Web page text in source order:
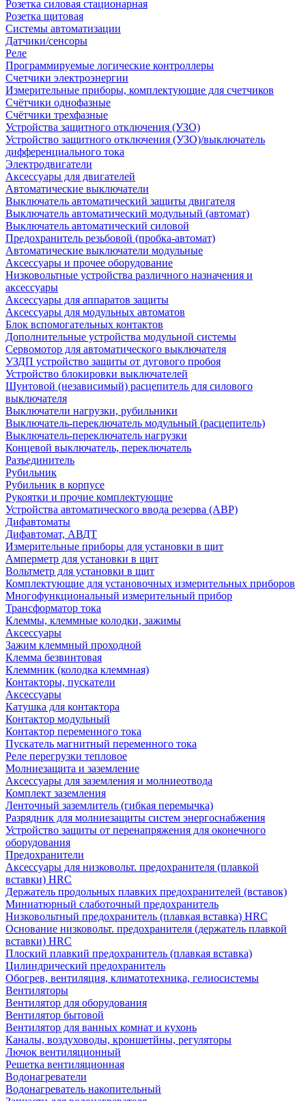
Розетка силовая стационарная
Розетка щитовая
Системы автоматизации
Датчики/сенсоры
Реле
Программируемые логические контроллеры
Счетчики электроэнергии
Измерительные приборы, комплектующие для счетчиков
Счётчики однофазные
Счётчики трехфазные
Устройства защитного отключения (УЗО)
Устройство защитного отключения (УЗО)/выключатель
дифференциального тока
Электродвигатели
Аксессуары для двигателей
Автоматические выключатели
Выключатель автоматический защиты двигателя
Выключатель автоматический модульный (автомат)
Выключатель автоматический силовой
Предохранитель резьбовой (пробка-автомат)
Автоматические выключатели модульные
Аксессуары и прочее оборудование
Низковольтные устройства различного назначения и
аксессуары
Аксессуары для аппаратов защиты
Аксессуары для модульных автоматов
Блок вспомогательных контактов
Дополнительные устройства модульной системы
Сервомотор для автоматического выключателя
УЗДП устройство защиты от дугового пробоя
Устройство блокировки выключателей
Шунтовой (независимый) расцепитель для силового
выключателя
Выключатели нагрузки, рубильники
Выключатель-переключатель модульный (расцепитель)
Выключатель-переключатель нагрузки
Концевой выключатель, переключатель
Разъединитель
Рубильник
Рубильник в корпусе
Рукоятки и прочие комплектующие
Устройства автоматического ввода резерва (АВР)
Дифавтоматы
Дифавтомат, АВДТ
Измерительные приборы для установки в щит
Амперметр для установки в щит
Вольтметр для установки в щит
Комплектующие для установочных измерительных приборов
Многофункциональный измерительный прибор
Трансформатор тока
Клеммы, клеммные колодки, зажимы
Аксессуары
Зажим клеммный проходной
Клемма безвинтовая
Клеммник (колодка клеммная)
Контакторы, пускатели
Аксессуары
Катушка для контактора
Контактор модульный
Контактор переменного тока
Пускатель магнитный переменного тока
Реле перегрузки тепловое
Молниезащита и заземление
Аксессуары для заземления и молниеотвода
Комплект заземления
Ленточный заземлитель (гибкая перемычка)
Разрядник для молниезащиты систем энергоснабжения
Устройство защиты от перенапряжения для оконечного
оборудования
Предохранители
Аксессуары для низковольт. предохранителя (плавкой
вставки) HRC
Держатель продольных плавких предохранителей (вставок)
Миниатюрный слаботочный предохранитель
Низковольтный предохранитель (плавкая вставка) HRC
Основание низковольт. предохранителя (держатель плавкой
вставки) HRC
Плоский плавкий предохранитель (плавкая вставка)
Цилиндрический предохранитель
Обогрев, вентиляция, климатотехника, гелиосистемы
Вентиляторы
Вентилятор для оборудования
Вентилятор бытовой
Вентилятор для ванных комнат и кухонь
Каналы, воздуховоды, кроншетйны, регуляторы
Лючок вентиляционный
Решетка вентиляционная
Водонагреватели
Водонагреватель накопительный